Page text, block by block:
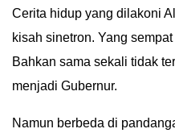
BERITA
Cerita hidup yang dilakoni
kisah sinetron. Yang
Bahkan sama sekali tidak
menjadi Gubernur.
Namun berbeda di